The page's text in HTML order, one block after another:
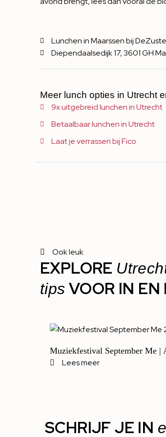
Lunchen in Maarssen bij
Diependaalsedijk 17, 3601 GH
Meer lunch opties in Utrecht
9x uitgebreid lunchen in Utrecht
Betaalbaar lunchen in Utrecht
Laat je verrassen bij Fico
Ook leuk
EXPLORE
tips VOOR IN
Muziekfestival September Me |
Lees meer
SCHRIJF JE IN